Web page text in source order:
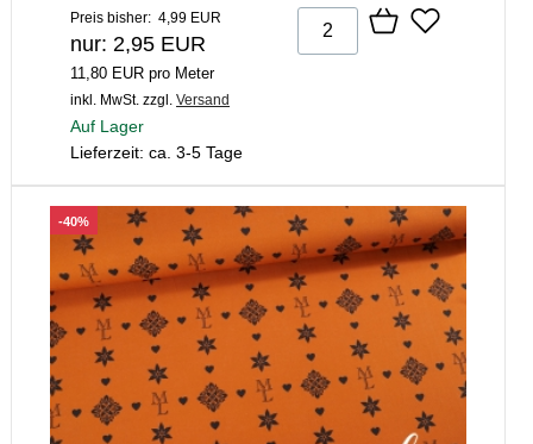
Preis bisher: 4,99 EUR
nur: 2,95 EUR
11,80 EUR pro Meter
inkl. MwSt. zzgl. Versand
Auf Lager
Lieferzeit: ca. 3-5 Tage
-40%